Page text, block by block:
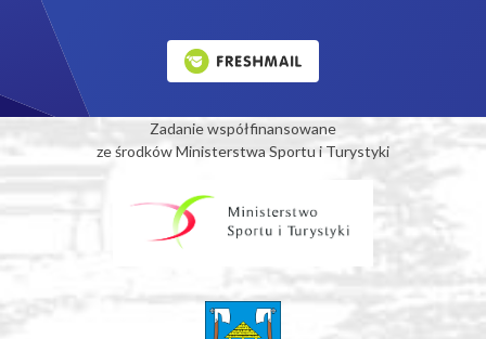
Zadanie współfinansowane
ze środków Ministerstwa Sportu i Turystyki